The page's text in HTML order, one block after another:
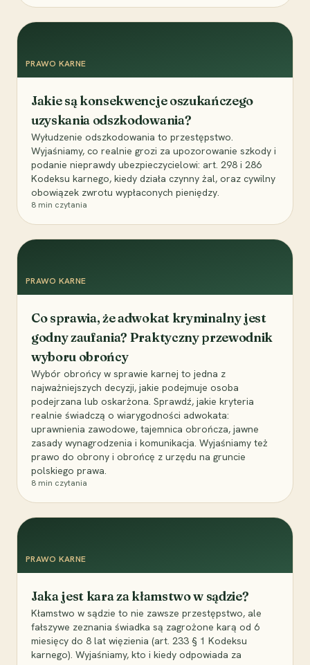
PRAWO KARNE
Jakie są konsekwencje oszukańczego
uzyskania odszkodowania?
Wyłudzenie odszkodowania to przestępstwo.
Wyjaśniamy, co realnie grozi za upozorowanie szkody i
podanie nieprawdy ubezpieczycielowi: art. 298 i 286
Kodeksu karnego, kiedy działa czynny żal, oraz cywilny
obowiązek zwrotu wypłaconych pieniędzy.
8 min czytania
PRAWO KARNE
Co sprawia, że adwokat kryminalny jest
godny zaufania? Praktyczny przewodnik
wyboru obrońcy
Wybór obrońcy w sprawie karnej to jedna z
najważniejszych decyzji, jakie podejmuje osoba
podejrzana lub oskarżona. Sprawdź, jakie kryteria
realnie świadczą o wiarygodności adwokata:
uprawnienia zawodowe, tajemnica obrończa, jawne
zasady wynagrodzenia i komunikacja. Wyjaśniamy też
prawo do obrony i obrońcę z urzędu na gruncie
polskiego prawa.
8 min czytania
PRAWO KARNE
Jaka jest kara za kłamstwo w sądzie?
Kłamstwo w sądzie to nie zawsze przestępstwo, ale
fałszywe zeznania świadka są zagrożone karą od 6
miesięcy do 8 lat więzienia (art. 233 § 1 Kodeksu
karnego). Wyjaśniamy, kto i kiedy odpowiada za